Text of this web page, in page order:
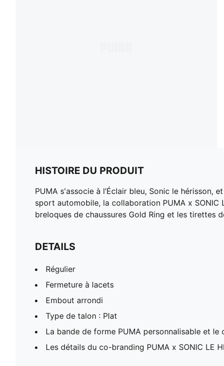
HISTOIRE DU PRODUIT
PUMA s'associe à l’Éclair bleu, Sonic le
sport automobile, la collaboration PUMA x SONIC
breloques de chaussures Gold Ring et les tirettes
DETAILS
Régulier
Fermeture à lacets
Embout arrondi
Type de talon : Plat
La bande de forme PUMA personnalisable et le
Les détails du co-branding PUMA x SONIC LE